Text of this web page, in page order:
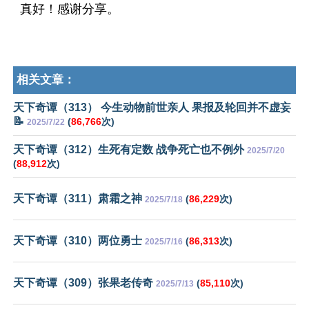
真好！感谢分享。
相关文章：
天下奇谭（313） 今生动物前世亲人 果报及轮回并不虚妄
📝 2025/7/22 (86,766次)
天下奇谭（312）生死有定数 战争死亡也不例外 2025/7/20
(88,912次)
天下奇谭（311）肃霜之神 2025/7/18 (86,229次)
天下奇谭（310）两位勇士 2025/7/16 (86,313次)
天下奇谭（309）张果老传奇 2025/7/13 (85,110次)